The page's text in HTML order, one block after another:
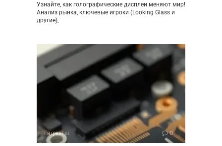
Узнайте, как голографические дисплеи меняют мир!
Анализ рынка, ключевые игроки (Looking Glass и
другие),
Гаджеты 0